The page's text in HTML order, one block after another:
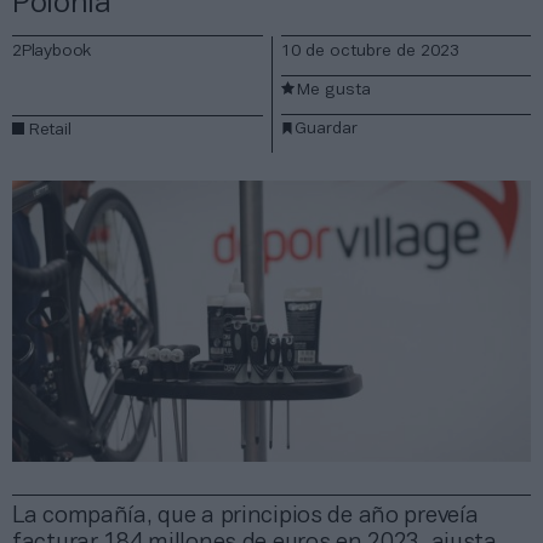
La compañía, que a principios de año preveía
2Playbook
Retail
10 de octubre de 2023
Guardar
Me gusta